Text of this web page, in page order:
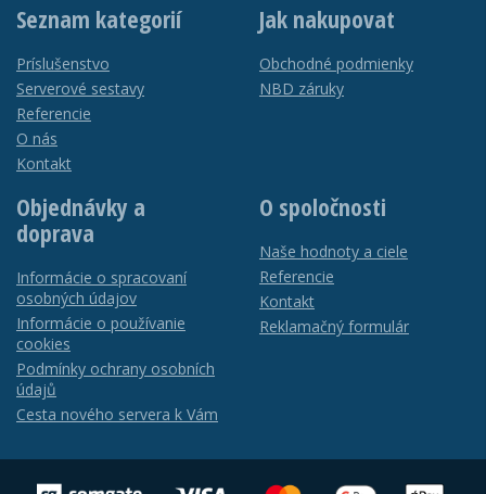
Seznam kategorií
Príslušenstvo
Serverové sestavy
Referencie
O nás
Kontakt
Jak nakupovat
Obchodné podmienky
NBD záruky
Objednávky a
doprava
Informácie o spracovaní
osobných údajov
Informácie o používanie
cookies
Podmínky ochrany osobních
údajů
Cesta nového servera k Vám
O spoločnosti
Naše hodnoty a ciele
Referencie
Kontakt
Reklamačný formulár